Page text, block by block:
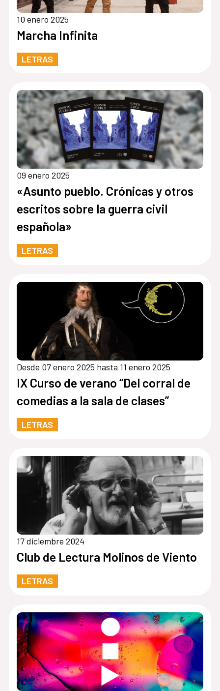
10 enero 2025
Marcha Infinita
LETRAS
09 enero 2025
«Asunto pueblo. Crónicas y otros
escritos sobre la guerra civil
española»
LETRAS
Desde 07 enero 2025 hasta 11 enero 2025
IX Curso de verano “Del corral de
comedias a la sala de clases”
LETRAS
17 diciembre 2024
Club de Lectura Molinos de Viento
LETRAS